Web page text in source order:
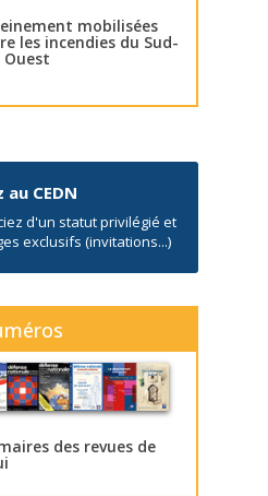
mobilisées
les incendies du Sud-
Ouest
CEDN
d'un statut privilégié et
exclusifs (invitations...)
des revues de